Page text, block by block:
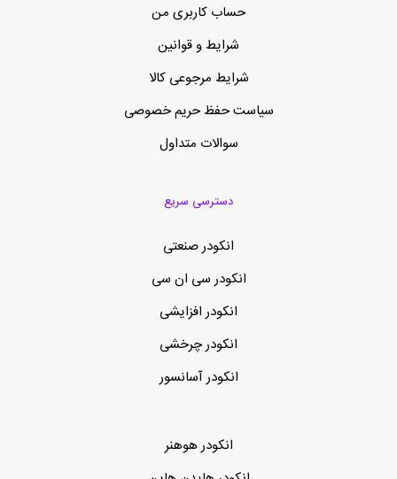
حساب کاربری من
شرایط و قوانین
شرایط مرجوعی کالا
سیاست حفظ حریم خصوصی
سوالات متداول
دسترسی سریع
انکودر صنعتی
انکودر سی ان سی
انکودر افزایشی
انکودر چرخشی
انکودر آسانسور
انکودر هوهنر